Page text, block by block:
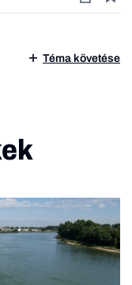
Téma követése